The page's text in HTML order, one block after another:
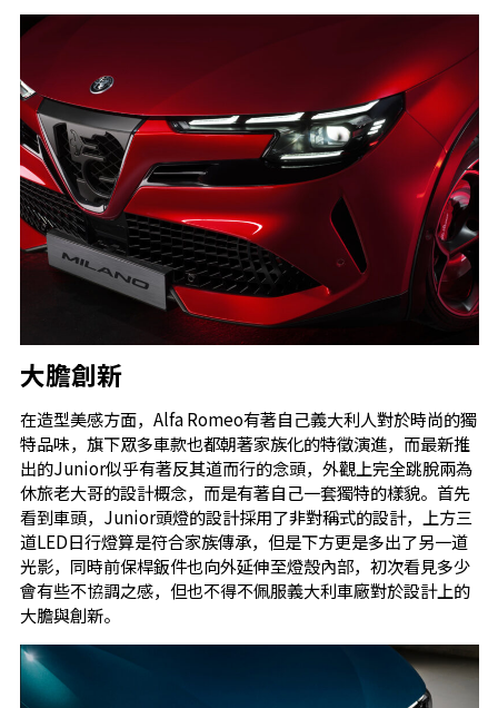
大膽創新
在造型美感方面，Alfa Romeo有著自己義大利人對於時尚的獨
特品味，旗下眾多車款也都朝著家族化的特徵演進，而最新推
出的Junior似乎有著反其道而行的念頭，外觀上完全跳脫兩為
休旅老大哥的設計概念，而是有著自己一套獨特的樣貌。首先
看到車頭，Junior頭燈的設計採用了非對稱式的設計，上方三
道LED日行燈算是符合家族傳承，但是下方更是多出了另一道
光影，同時前保桿鈑件也向外延伸至燈殼內部，初次看見多少
會有些不協調之感，但也不得不佩服義大利車廠對於設計上的
大膽與創新。